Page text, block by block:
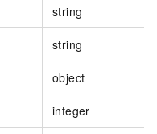
string
string
object
integer